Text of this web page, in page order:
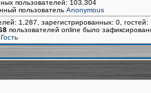
пользователей: 103,304
пользователь Anonymous
1,287, зарегистрированных: 0,
пользователей online было
Гость